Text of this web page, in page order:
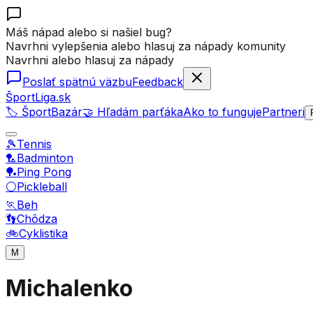
Máš nápad alebo si našiel bug?
Navrhni vylepšenia alebo hlasuj za nápady komunity
Navrhni alebo hlasuj za nápady
Poslať spätnú väzbuFeedback
ŠportLiga.sk
🏷️ ŠportBazár🤝 Hľadám parťákaAko to fungujePartneri
🎾Tennis
🏸Badminton
🏓Ping Pong
⚪Pickleball
🏃Beh
👣Chôdza
🚲Cyklistika
M
Michalenko